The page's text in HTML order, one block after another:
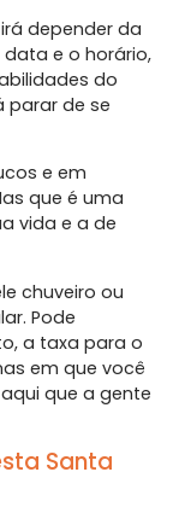
depender da
e o horário,
do
parar de se
e em
que é uma
vida e a de
chuveiro ou
Pode
a taxa para o
em que você
que a gente
Santa